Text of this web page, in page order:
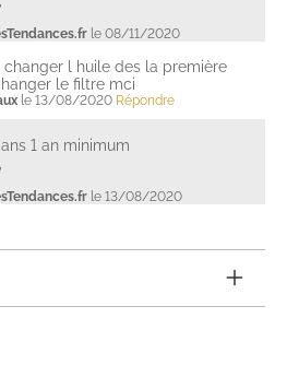
le 08/11/2020
changer l huile des la première
le filtre mci
le 13/08/2020 Répondre
1 an minimum
le 13/08/2020